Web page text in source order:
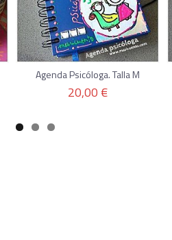
Agenda Psicóloga. Talla M
20,00 €